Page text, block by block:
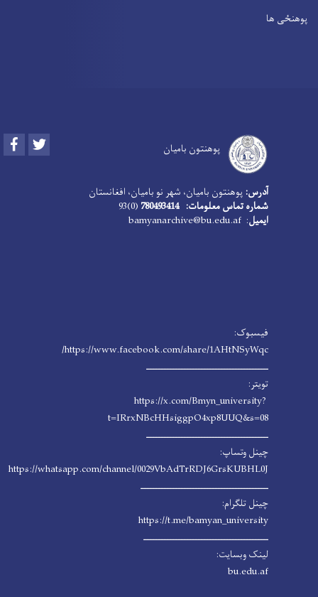
پوهنځی ها
پوهنتون بامیان Facebook
آدرس: پوهنتون بامیان، شهر نو بامیان، افغانستان
شماره تماس معلومات: 780493414
(0)93
ایمیل: bamyanarchive@bu.edu.af
فیسبوک:
https://www.facebook.com/share/1AHtNSyWqc/
ـــــــــــــــــــــــــــــــــــــــــــ
تویتر:
https://x.com/Bmyn_university?
t=IRrxNBcHHsiggpO4xp8UUQ&s=08
ـــــــــــــــــــــــــــــــــــــــــــ
چینل وتساپ:
https://whatsapp.com/channel/0029VbAdTrRDJ6GrsKUBHL0J
ـــــــــــــــــــــــــــــــــــــــــــــ
چینل تلگرام:
https://t.me/bamyan_university
ــــــــــــــــــــــــــــــــــــــــــــ
لینک وبسایت:
bu.edu.af